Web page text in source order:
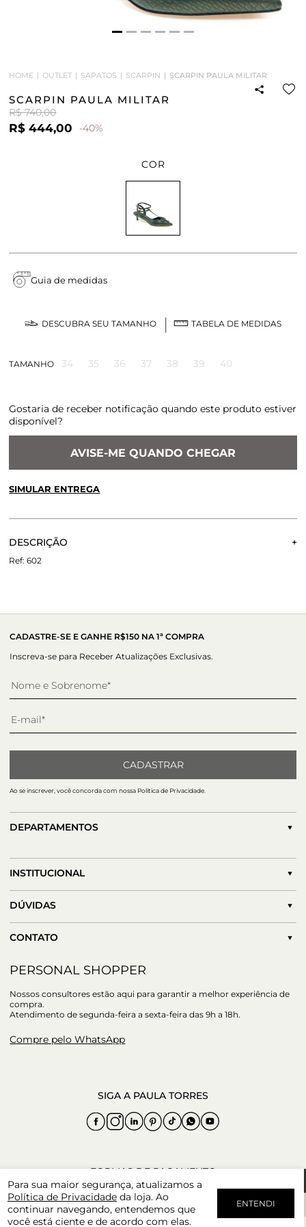
Para sua maior segurança, atualizamos a
Política de Privacidade da loja. Ao
continuar navegando, entendemos que
você está ciente e de acordo com elas.
ENTENDI
HOME OUTLET SAPATOS SCARPIN SCARPIN PAULA MILITAR
SCARPIN PAULA MILITAR
R$ 740,00
R$ 444,00 -40%
COR
Guia de medidas
DESCUBRA SEU TAMANHO TABELA DE MEDIDAS
TAMANHO 34 35 36 37 38 39 40
Gostaria de receber notificação quando este produto estiver
disponível?
AVISE-ME QUANDO CHEGAR
SIMULAR ENTREGA
DESCRIÇÃO
Best Seller da coleção de Verão 21, o Scarpin Paula chega
personalidade com a textura em print e o perolado do
bico fino e tiras finas no tornozelo com ajuste lateral feito
602
CADASTRE-SE E GANHE R$150 NA 1ª COMPRA
Inscreva-se para Receber Atualizações Exclusivas.
CADASTRAR
Ao se inscrever, você concorda com nossa Política de Privacidade.
DEPARTAMENTOS
INSTITUCIONAL
DÚVIDAS
CONTATO
PERSONAL SHOPPER
Nossos consultores estão aqui para garantir a melhor experiência de
compra.
Atendimento de segunda-feira a sexta-feira das 9h a 18h.
Compre pelo WhatsApp